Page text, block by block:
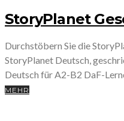
StoryPlanet
Durchstöbern Sie die
StoryPlanet Deutsch,
Deutsch für A2-B2 DaF-
MEHR